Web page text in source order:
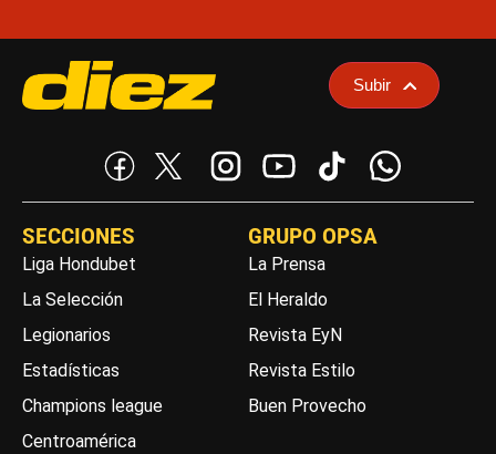
Subir
SECCIONES
Liga Hondubet
La Selección
Legionarios
Estadísticas
Champions league
Centroamérica
GRUPO OPSA
La Prensa
El Heraldo
Revista EyN
Revista Estilo
Buen Provecho